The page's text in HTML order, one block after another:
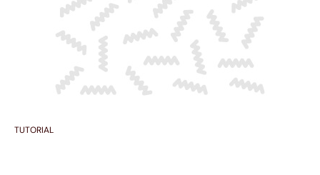
TUTORIAL